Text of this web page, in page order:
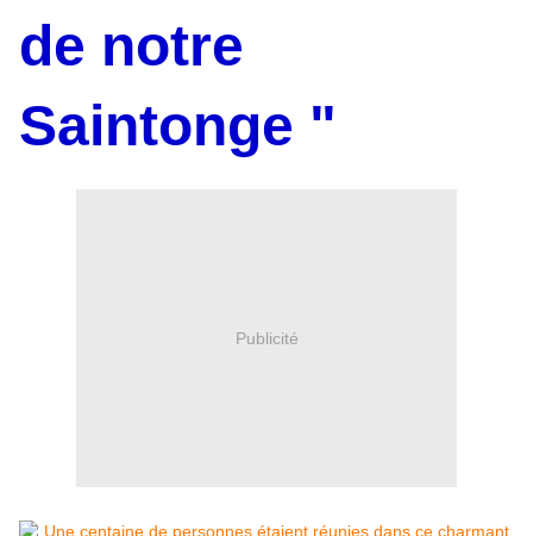
de notre
Saintonge "
Publicité